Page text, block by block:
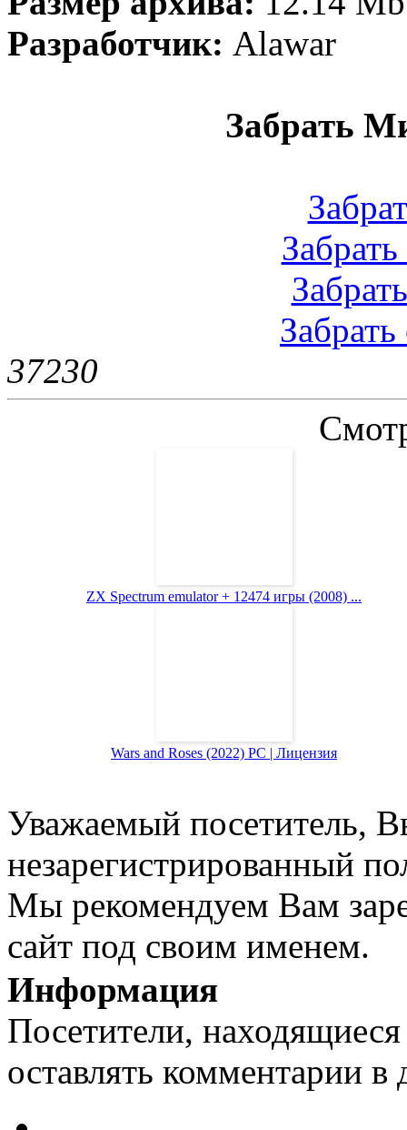
Разработчик: Alawar
Забрать
37230
ZX Spectrum emulator + 12474 игры (2008) ...
Wars and Roses (2022) PC | Лицензия
Уважаемый посетитель,
незарегистрированный
Мы рекомендуем Вам
сайт под своим именем.
Информация
Посетители,
оставлять комментарии в